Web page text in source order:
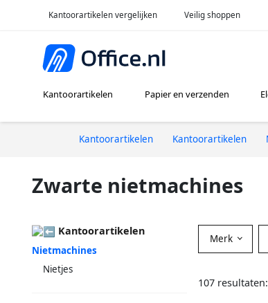
Kantoorartikelen vergelijken Veilig shoppen
Kantoorartikelen Papier en verzenden
Kantoorartikelen Kantoorartikelen
Zwarte nietmachines
Kantoorartikelen
Nietmachines
Nietjes
Merk
107 resultaten: